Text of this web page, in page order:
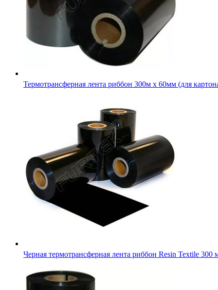
Термотрансферная лента риббон 300м х 60мм (для
Черная термотрансферная лента риббон Resin Textile 300